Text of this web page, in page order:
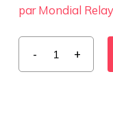
par Mondial